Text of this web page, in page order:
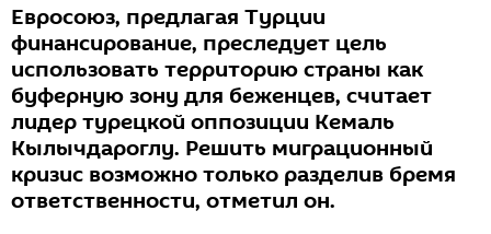
Евросоюз, предлагая Турции
финансирование, преследует цель
использовать территорию страны как
буферную зону для беженцев, считает
лидер турецкой оппозиции Кемаль
Кылычдароглу. Решить миграционный
кризис возможно только разделив бремя
ответственности, отметил он.